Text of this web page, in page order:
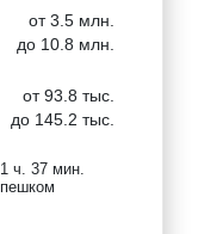
от 3.5 млн.
до 10.8 млн.
от 93.8 тыс.
до 145.2 тыс.
1 ч. 37 мин.
пешком